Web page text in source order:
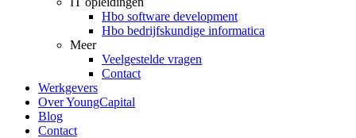
Hbo software development
Hbo bedrijfskundige informatica
Meer
Veelgestelde vragen
Contact
Werkgevers
Over YoungCapital
Blog
Contact